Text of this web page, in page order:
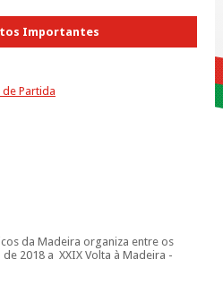
Importantes
Partida
da Madeira organiza entre os
2018 a XXIX Volta à Madeira -